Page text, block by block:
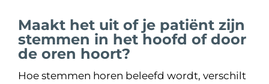
Maakt het uit of je patiënt zijn
stemmen in het hoofd of door
de oren hoort?
Hoe stemmen horen beleefd wordt, verschilt